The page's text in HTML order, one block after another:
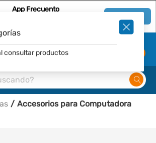
App Frecuento
Accesorios para Computadora
consultar productos